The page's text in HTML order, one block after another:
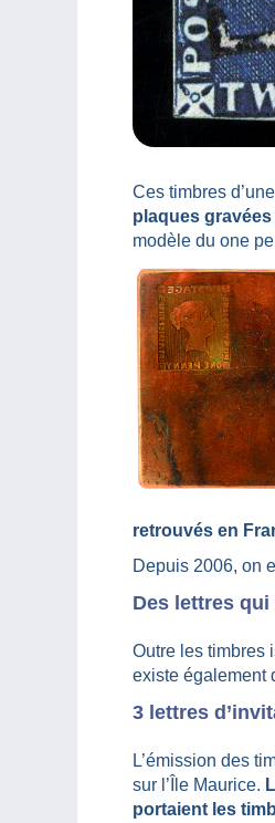
Ces timbres
plaques
modèle du one
retrouvés en
Depuis 2006, on
Des lettres
Outre les timbres
existe également
3 lettres
L’émission des
sur l’Île Maurice.
portaient les